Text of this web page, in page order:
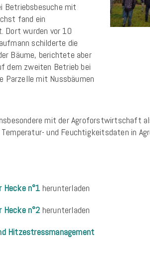
Betriebsbesuche mit
fand ein
Dort wurden vor 10
schilderte die
Bäume, berichtete aber
dem zweiten Betrieb bei
Parzelle mit Nussbäumen
mit der Agroforstwirtschaft
und Feuchtigkeitsdaten in
Hecke n°1 herunterladen
Hecke n°2 herunterladen
Hitzestressmanagement